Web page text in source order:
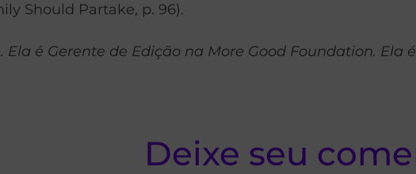
Should Partake, p. 96).
Ela é Gerente de Edição na More Good Foundation. Ela
Deixe seu